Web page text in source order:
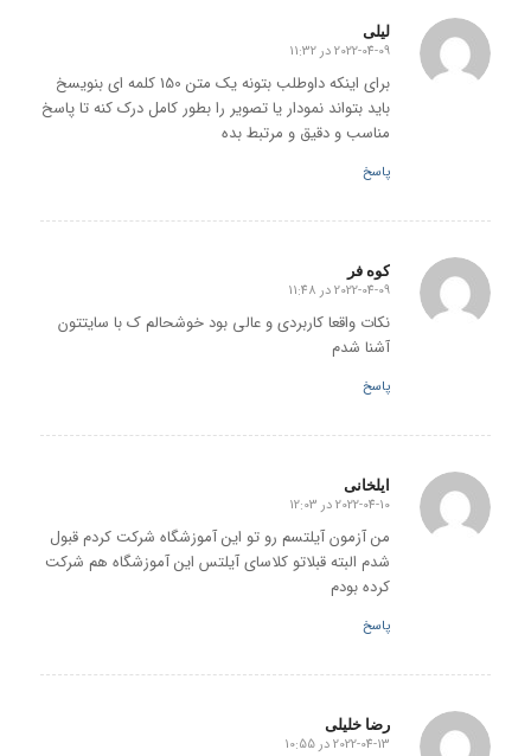
لیلی
گفته:
2022-04-09 در 11:32
برای اینکه داوطلب بتونه یک متن 150 کلمه ای بنویسخ
باید بتواند نمودار یا تصویر را بطور کامل درک کنه تا پاسخ
مناسب و دقیق و مرتبط بده
پاسخ
کوه فر
گفته:
2022-04-09 در 11:48
نکات واقعا کاربردی و عالی بود خوشحالم ک با سایتتون
آشنا شدم
پاسخ
ایلخانی
گفته:
2022-04-10 در 12:03
من آزمون آیلتسم رو تو این آموزشگاه شرکت کردم قبول
شدم البته قبلاتو کلاسای آیلتس این آموزشگاه هم شرکت
کرده بودم
پاسخ
رضا خلیلی
گفته:
2022-04-13 در 10:55